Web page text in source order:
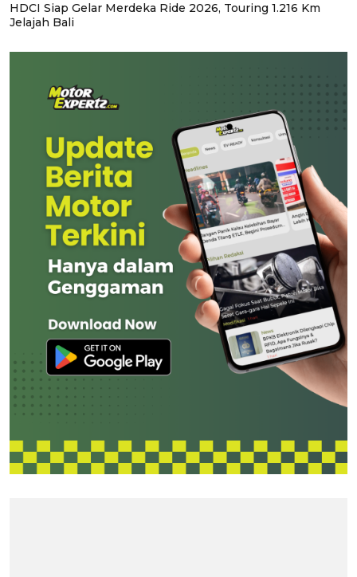
HDCI Siap Gelar Merdeka Ride 2026, Touring 1.216 Km
Jelajah Bali